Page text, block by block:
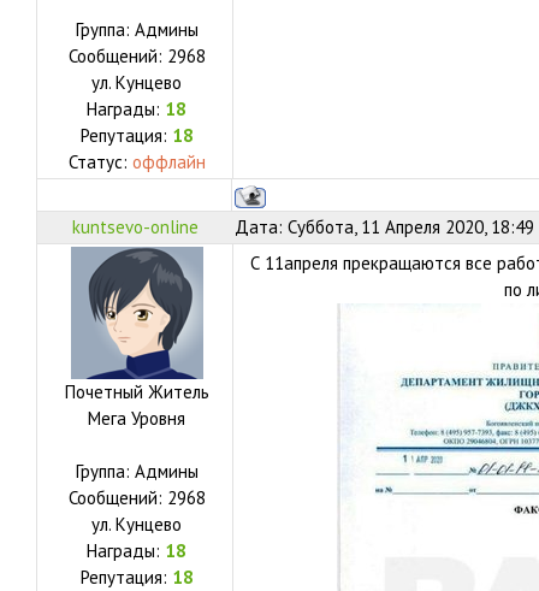
Группа: Админы
Сообщений: 2968
ул. Кунцево
Награды: 18
Репутация: 18
Статус: оффлайн
kuntsevo-online Дата: Суббота, 11 Апреля 2020,
Почетный Житель
Мега Уровня
Группа: Админы
Сообщений: 2968
ул. Кунцево
Награды: 18
Репутация: 18
С 11апреля прекращаются все
по